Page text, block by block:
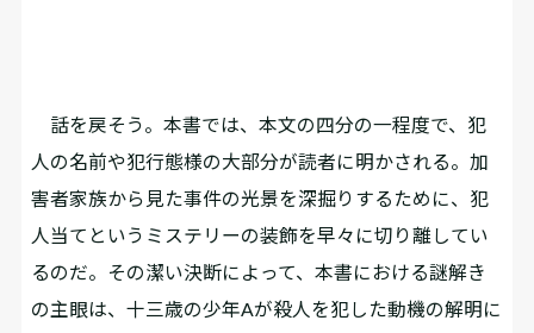
話を戻そう。本書では、本文の四分の一程度で、犯
人の名前や犯行態様の大部分が読者に明かされる。加
害者家族から見た事件の光景を深掘りするために、犯
人当てというミステリーの装飾を早々に切り離してい
るのだ。その潔い決断によって、本書における謎解き
の主眼は、十三歳の少年Aが殺人を犯した動機の解明に